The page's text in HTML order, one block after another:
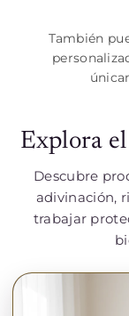
También
Explora
Descubre
adivinación,
trabajar